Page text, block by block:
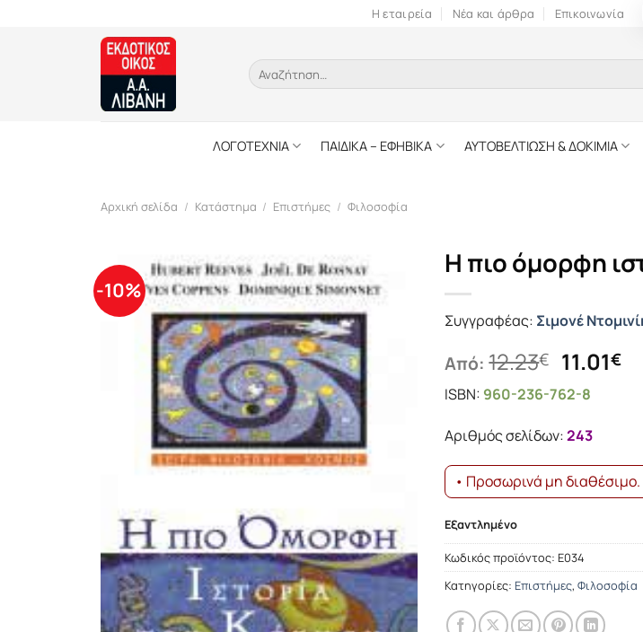
Η εταιρεία Νέα και άρθρα Επικοινωνία
Αναζήτηση
για:
ΛΟΓΟΤΕΧΝΙΑ ΠΑΙΔΙΚΑ – ΕΦΗΒΙΚΑ ΑΥΤΟΒΕΛΤΙΩΣΗ & ΔΟΚΙΜΙΑ
Αρχική σελίδα / Κατάστημα / Επιστήμες / Φιλοσοφία
-10%
Η πιο όμορφη
Συγγραφέας: Σιμονέ
Από:12.23€ Original
price
was:
12.23€.
11.01€Η
ISBN: 960-236-762-8
Αριθμός σελίδων:243
• Προσωρινά μη διαθέσιμο.
Εξαντλημένο
Κωδικός προϊόντος:Ε034
Κατηγορίες: Επιστήμες,Φιλοσοφία